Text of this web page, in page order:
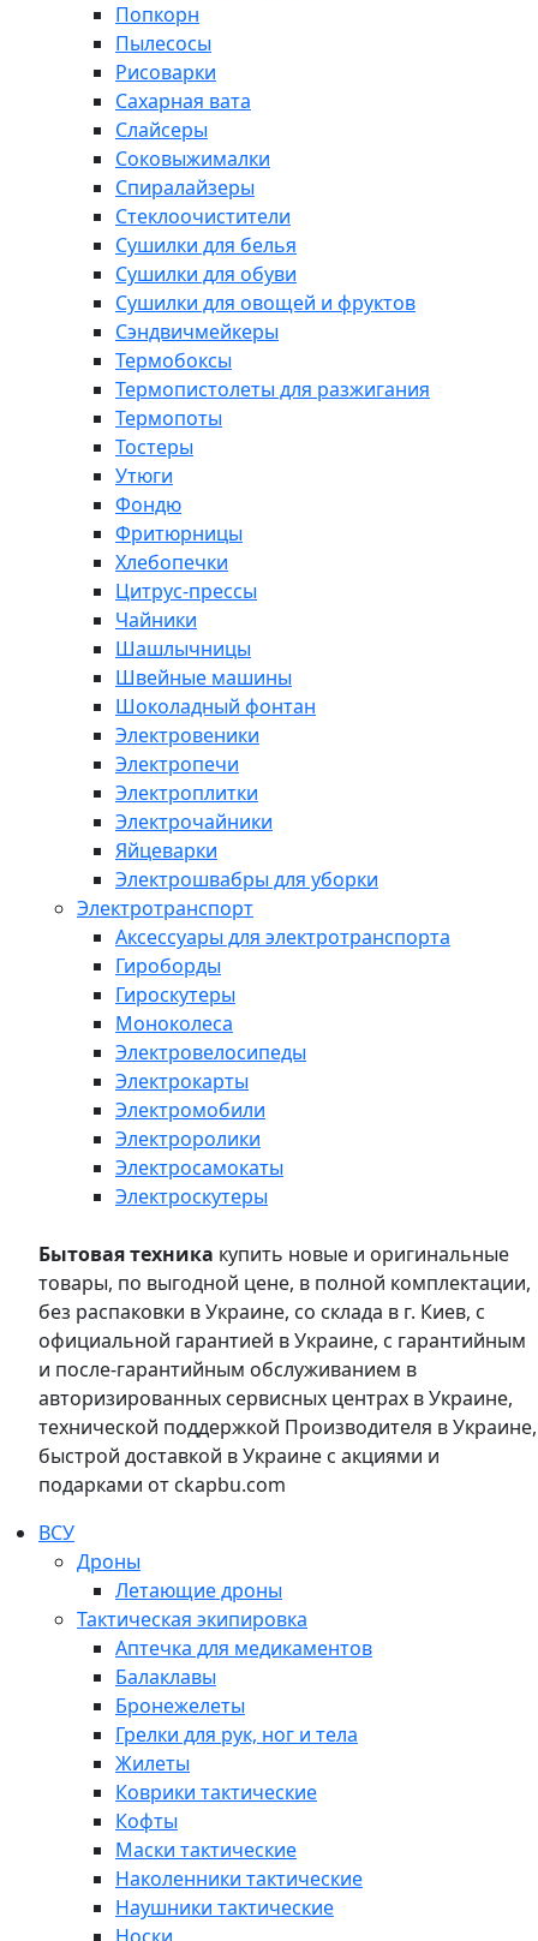
Попкорн
Пылесосы
Рисоварки
Сахарная вата
Слайсеры
Соковыжималки
Спиралайзеры
Стеклоочистители
Сушилки для белья
Сушилки для обуви
Сушилки для овощей и фруктов
Сэндвичмейкеры
Термобоксы
Термопистолеты для разжигания
Термопоты
Тостеры
Утюги
Фондю
Фритюрницы
Хлебопечки
Цитрус-прессы
Чайники
Шашлычницы
Швейные машины
Шоколадный фонтан
Электровеники
Электропечи
Электроплитки
Электрочайники
Яйцеварки
Электрошвабры для уборки
Электротранспорт
Аксессуары для электротранспорта
Гироборды
Гироскутеры
Моноколеса
Электровелосипеды
Электрокарты
Электромобили
Электроролики
Электросамокаты
Электроскутеры
Бытовая техника купить новые и оригинальные
товары, по выгодной цене, в полной комплектации,
без распаковки в Украине, со склада в г. Киев, с
официальной гарантией в Украине, с гарантийным
и после-гарантийным обслуживанием в
авторизированных сервисных центрах в Украине,
технической поддержкой Производителя в Украине,
быстрой доставкой в Украине с акциями и
подарками от ckapbu.com
ВСУ
Дроны
Летающие дроны
Тактическая экипировка
Аптечка для медикаментов
Балаклавы
Бронежелеты
Грелки для рук, ног и тела
Жилеты
Коврики тактические
Кофты
Маски тактические
Наколенники тактические
Наушники тактические